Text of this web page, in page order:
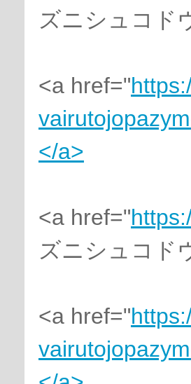
ズニシュコド
<a href="
</a>
<a href="
ズニシュコド
<a href="